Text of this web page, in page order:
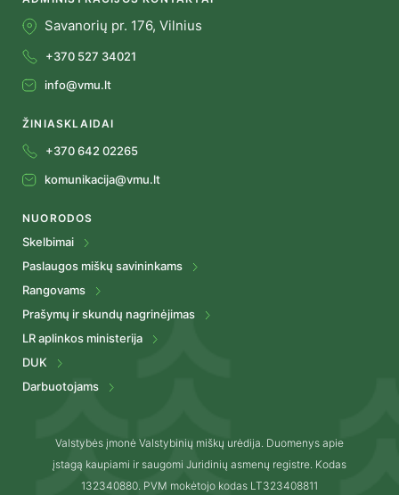
Savanorių pr. 176, Vilnius
+370 527 34021
info@vmu.lt
ŽINIASKLAIDAI
+370 642 02265
komunikacija@vmu.lt
NUORODOS
Skelbimai
Paslaugos miškų savininkams
Rangovams
Prašymų ir skundų nagrinėjimas
LR aplinkos ministerija
DUK
Darbuotojams
Valstybės įmonė Valstybinių miškų urėdija. Duomenys apie
įstagą kaupiami ir saugomi Juridinių asmenų registre. Kodas
132340880. PVM mokėtojo kodas LT323408811